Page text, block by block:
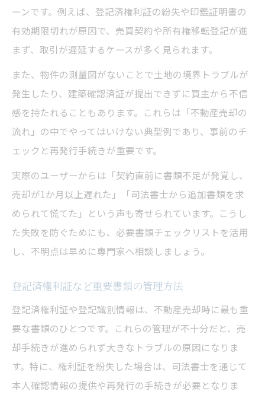
ーンです。例えば、登記済権利証の紛失や印鑑証明書の
有効期限切れが原因で、売買契約や所有権移転登記が進
まず、取引が遅延するケースが多く見られます。
また、物件の測量図がないことで土地の境界トラブルが
発生したり、建築確認済証が提出できずに買主から不信
感を持たれることもあります。これらは「不動産売却の
流れ」の中でやってはいけない典型例であり、事前のチ
ェックと再発行手続きが重要です。
実際のユーザーからは「契約直前に書類不足が発覚し、
売却が1か月以上遅れた」「司法書士から追加書類を求
められて慌てた」という声も寄せられています。こうし
た失敗を防ぐためにも、必要書類チェックリストを活用
し、不明点は早めに専門家へ相談しましょう。
登記済権利証など重要書類の管理方法
登記済権利証や登記識別情報は、不動産売却時に最も重
要な書類のひとつです。これらの管理が不十分だと、売
却手続きが進められず大きなトラブルの原因になりま
す。特に、権利証を紛失した場合は、司法書士を通じて
本人確認情報の提供や再発行の手続きが必要となりま